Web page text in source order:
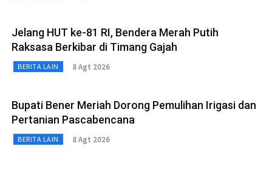
Jelang HUT ke-81 RI, Bendera Merah Putih
Raksasa Berkibar di Timang Gajah
BERITA LAIN 8 Agt 2026
Bupati Bener Meriah Dorong Pemulihan Irigasi dan
Pertanian Pascabencana
BERITA LAIN 8 Agt 2026